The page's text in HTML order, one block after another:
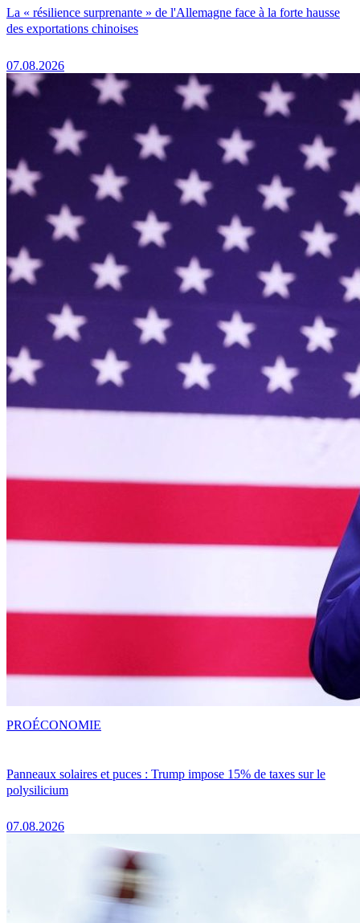
La « résilience surprenante » de l'Allemagne face à la forte hausse
des exportations chinoises
07.08.2026
Panneaux solaires et puces : Trump impose 15% de taxes sur le
polysilicium
07.08.2026
PROÉCONOMIE